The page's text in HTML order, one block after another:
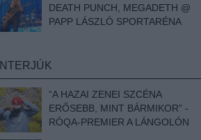
DEATH PUNCH, MEGADETH @
PAPP LÁSZLÓ SPORTARÉNA
INTERJÚK
“A HAZAI ZENEI SZCÉNA
ERŐSEBB, MINT BÁRMIKOR” -
RÓQA-PREMIER A LÁNGOLÓN